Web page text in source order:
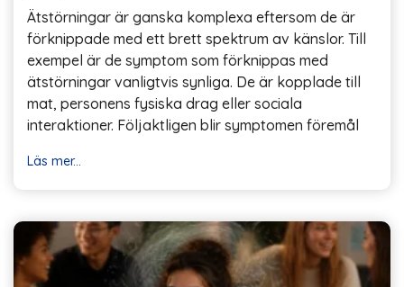
Ätstörningar är ganska komplexa eftersom de är
förknippade med ett brett spektrum av känslor. Till
exempel är de symptom som förknippas med
ätstörningar vanligtvis synliga. De är kopplade till
mat, personens fysiska drag eller sociala
interaktioner. Följaktligen blir symptomen föremål
Läs mer...